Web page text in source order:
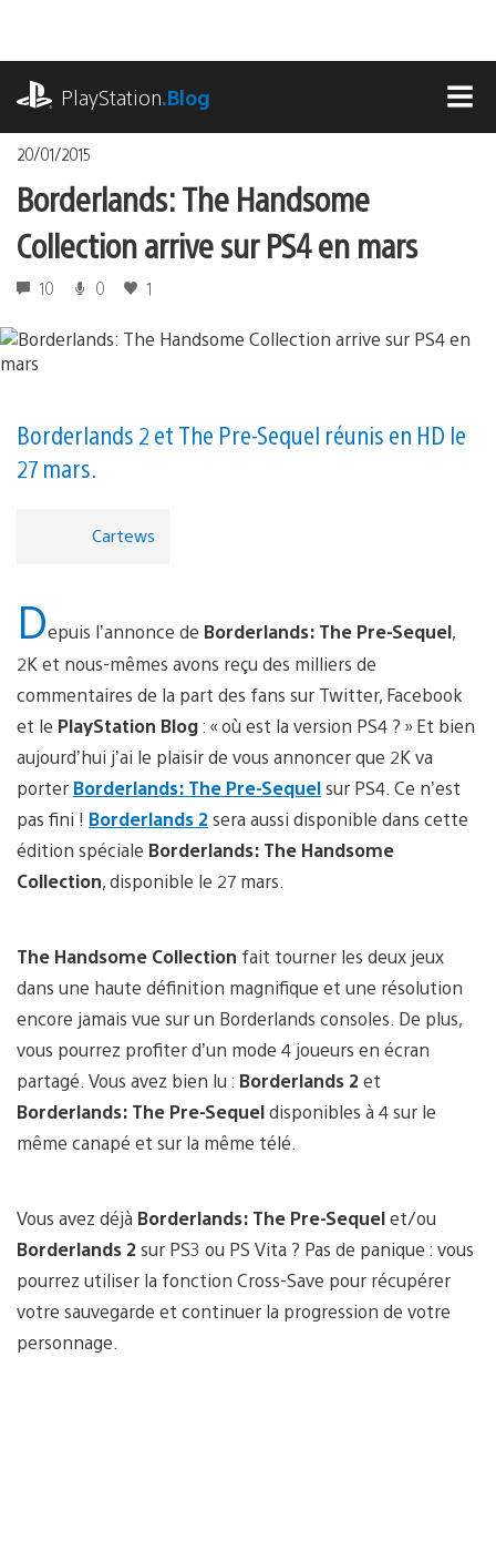
contenu
PlayStation.Blog
20/01/2015
Borderlands: The Handsome
Collection arrive sur PS4 en mars
10 0 1
Borderlands 2 et The Pre-Sequel réunis en HD le
27 mars.
Cartews
Depuis l’annonce de Borderlands: The Pre-Sequel,
2K et nous-mêmes avons reçu des milliers de
commentaires de la part des fans sur Twitter, Facebook
et le PlayStation Blog: « où est la version PS4 ? » Et bien
aujourd’hui j’ai le plaisir de vous annoncer que 2K va
porter Borderlands: The Pre-Sequelsur PS4. Ce n’est
pas fini ! Borderlands 2sera aussi disponible dans cette
édition spéciale Borderlands: The Handsome
Collection, disponible le 27 mars.
The Handsome Collection fait tourner les deux jeux
dans une haute définition magnifique et une résolution
encore jamais vue sur un Borderlands consoles. De plus,
vous pourrez profiter d’un mode 4 joueurs en écran
partagé. Vous avez bien lu : Borderlands 2et
Borderlands: The Pre-Sequeldisponibles à 4 sur le
même canapé et sur la même télé.
Vous avez déjà Borderlands: The Pre-Sequelet/ou
Borderlands 2sur PS3 ou PS Vita ? Pas de panique : vous
pourrez utiliser la fonction Cross-Save pour récupérer
votre sauvegarde et continuer la progression de votre
personnage.